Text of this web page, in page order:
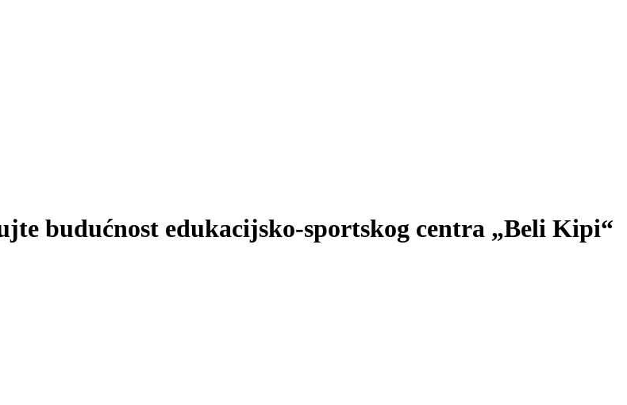
budućnost edukacijsko-sportskog centra „Beli Kipi“